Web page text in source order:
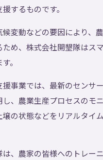
するものです。
変動などの要因により、
め、株式会社開墾隊はス
。
事業では、最新のセンサ
、農業生産プロセスのモ
の状態などをリアルタイ
、農家の皆様へのトレー